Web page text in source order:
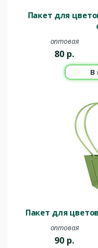
Пакет для
оптовая
80 р.
В
Пакет для
оптовая
90 р.